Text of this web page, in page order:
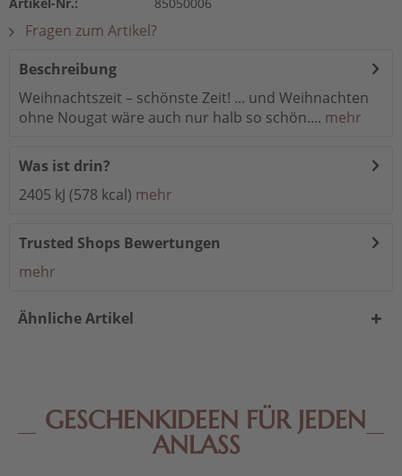
Artikel-Nr.: 85050006
Fragen zum Artikel?
Beschreibung
Weihnachtszeit – schönste Zeit! ... und Weihnachten
ohne Nougat wäre auch nur halb so schön.... mehr
Was ist drin?
2405 kJ (578 kcal) mehr
Trusted Shops Bewertungen
mehr
Ähnliche Artikel
GESCHENKIDEEN FÜR JEDEN
ANLASS